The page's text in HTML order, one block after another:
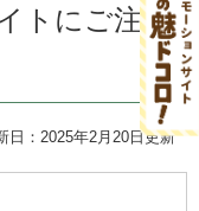
トにご注
日：2025年2月20日更新